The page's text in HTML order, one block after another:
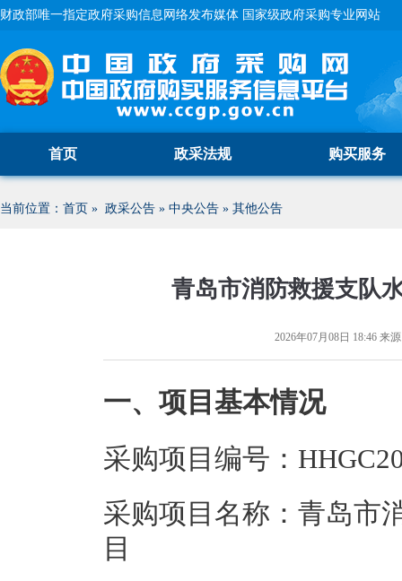
财政部唯一指定政府采购信息网络发布媒体 国家级政府采购专业网站
首页 政采法规 购买服务
当前位置： 首页 » 政采公告 » 中央公告 » 其他公告
青岛市消防救援支队
2026年07月08日 18:46 来
一、项目基本情况
采购项目编号：
采购项目名称：青岛市
目